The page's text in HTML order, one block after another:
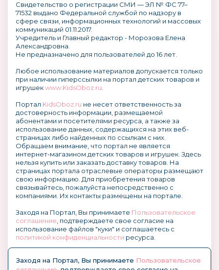
Свидетельство о регистрации СМИ — ЭЛ № ФС 77–
71532 выдано Федеральной службой по надзору в
сфере связи, информационных технологий и массовых
коммуникаций 01.11.2017.
Учредитель и Главный редактор - Морозова Елена
Александровна.
Не предназначено для пользователей до 16 лет.
Любое использование материалов допускается только
при наличии гиперссылки на портал детских товаров и
игрушекwww.KidsOboz.ru
Портал KidsOboz.ru не несет ответственность за
достоверность информации, размещаемой
абонентами и посетителями ресурса, а также за
использование данных, содержащихся на этих веб-
страницах либо найденных по ссылкам с них.
Обращаем внимание, что портал не является
интернет-магазином детских товаров и игрушек. Здесь
нельзя купить или заказать доставку товаров. На
страницах портала отраслевые операторы размещают
свою информацию. Для приобретения товаров
связывайтесь, пожалуйста непосредственно с
компаниями. Их контакты размещены на портале.
Заходя на Портал, Вы принимаете Пользовательское
соглашение , подтверждаете свое согласие на
использование файлов "куки" и соглашаетесь с
политикой конфиденциальности ресурса.
Заходя на Портал, Вы принимаете Пользовательское